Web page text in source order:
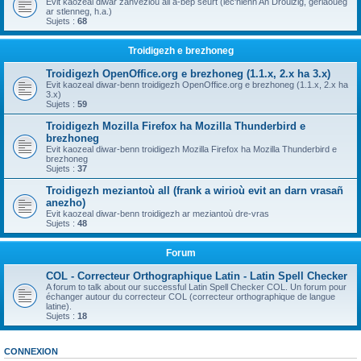
ar stlenneg, h.a.)
Sujets : 68
Troidigezh e brezhoneg
Troidigezh OpenOffice.org e brezhoneg (1.1.x, 2.x ha 3.x)
Evit kaozeal diwar-benn troidigezh OpenOffice.org e brezhoneg (1.1.x, 2.x ha
3.x)
Sujets : 59
Troidigezh Mozilla Firefox ha Mozilla Thunderbird e
brezhoneg
Evit kaozeal diwar-benn troidigezh Mozilla Firefox ha Mozilla Thunderbird e
brezhoneg
Sujets : 37
Troidigezh meziantoù all (frank a wirioù evit an darn vrasañ
anezho)
Evit kaozeal diwar-benn troidigezh ar meziantoù dre-vras
Sujets : 48
Forum
COL - Correcteur Orthographique Latin - Latin Spell Checker
A forum to talk about our successful Latin Spell Checker COL. Un forum pour
échanger autour du correcteur COL (correcteur orthographique de langue
latine).
Sujets : 18
CONNEXION